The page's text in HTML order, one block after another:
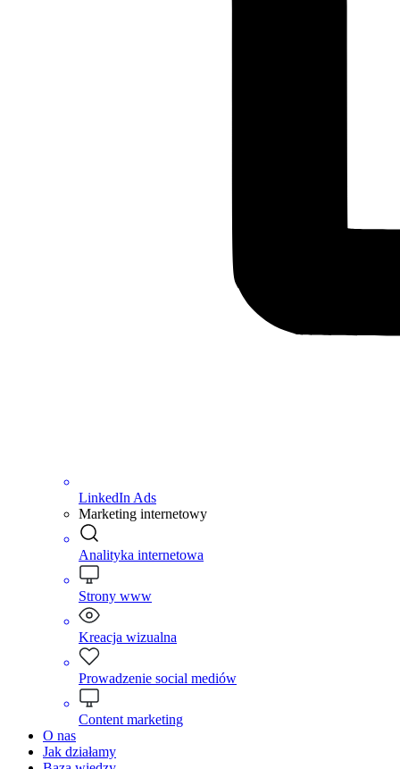
LinkedIn Ads
Marketing internetowy
Analityka internetowa
Strony www
Kreacja wizualna
Prowadzenie social mediów
Content marketing
O nas
Jak działamy